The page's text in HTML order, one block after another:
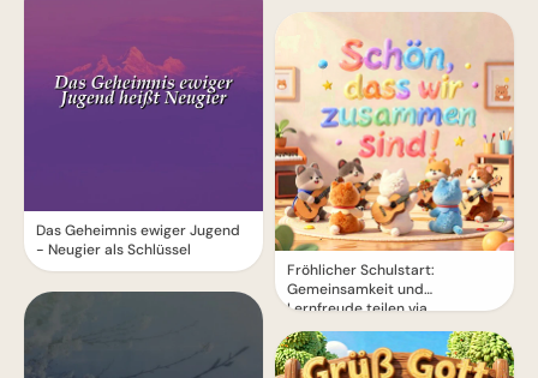
Das Geheimnis ewiger Jugend
- Neugier als Schlüssel
Fröhlicher Schulstart:
Gemeinsamkeit und
Lernfreude teilen via
WhatsApp!